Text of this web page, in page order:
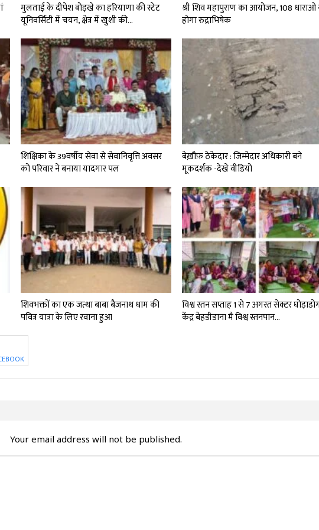
मुलताई के दीपेश बोड़खे का हरियाणा की स्टेट
यूनिवर्सिटी में चयन, क्षेत्र में खुशी की…
श्री शिव महापुराण का आयोजन, 108
होगा रुद्राभिषेक
शिक्षिका के 39वर्षीय सेवा से सेवानिवृत्ति अवसर
को परिवार ने बनाया यादगार पल
बेख़ौफ़ ठेकेदार : जिम्मेदार अधिकारी बने
मूकदर्शक -देखे वीडियो
शिवभक्तों का एक जत्था बाबा बैजनाथ धाम की
पवित्र यात्रा के लिए रवाना हुआ
विश्व स्तन सप्ताह 1 से 7 अगस्त सेक्टर
केंद्र बेहडीडाना मै विश्व स्तनपान…
Your email address will not be published.